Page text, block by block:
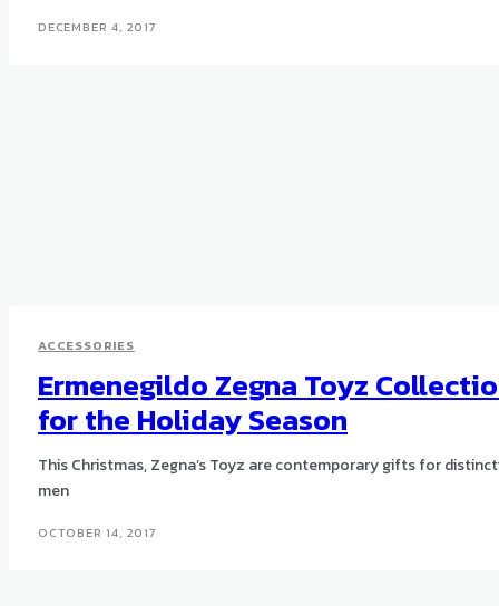
DECEMBER 4, 2017
ACCESSORIES
Ermenegildo Zegna Toyz
for the Holiday Season
This Christmas, Zegna’s Toyz are contemporary gifts for
men
OCTOBER 14, 2017